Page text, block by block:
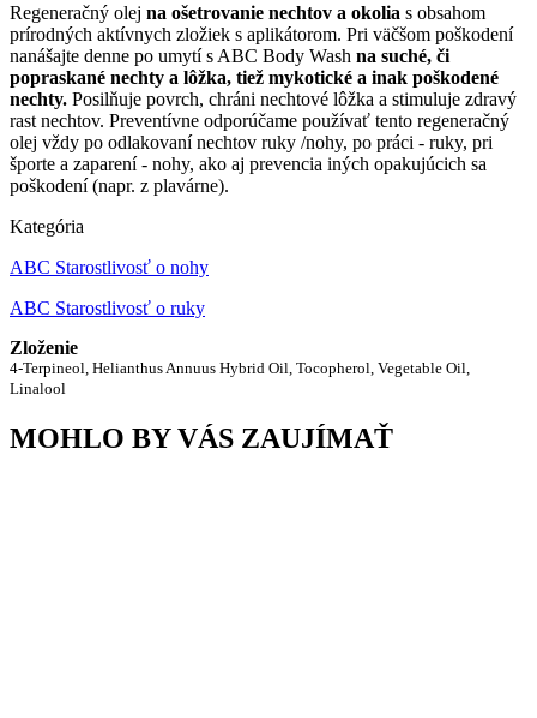
Regeneračný olej na ošetrovanie nechtov a okolia s obsahom
prírodných aktívnych zložiek s aplikátorom. Pri väčšom poškodení
nanášajte denne po umytí s ABC Body Wash na suché, či
popraskané nechty a lôžka, tiež mykotické a inak poškodené
nechty. Posilňuje povrch, chráni nechtové lôžka a stimuluje zdravý
rast nechtov. Preventívne odporúčame používať tento regeneračný
olej vždy po odlakovaní nechtov ruky /nohy, po práci - ruky, pri
športe a zaparení - nohy, ako aj prevencia iných opakujúcich sa
poškodení (napr. z plavárne).
Kategória
ABC Starostlivosť o nohy
ABC Starostlivosť o ruky
Zloženie
4-Terpineol, Helianthus Annuus Hybrid Oil, Tocopherol, Vegetable Oil,
Linalool
MOHLO BY VÁS ZAUJÍMAŤ